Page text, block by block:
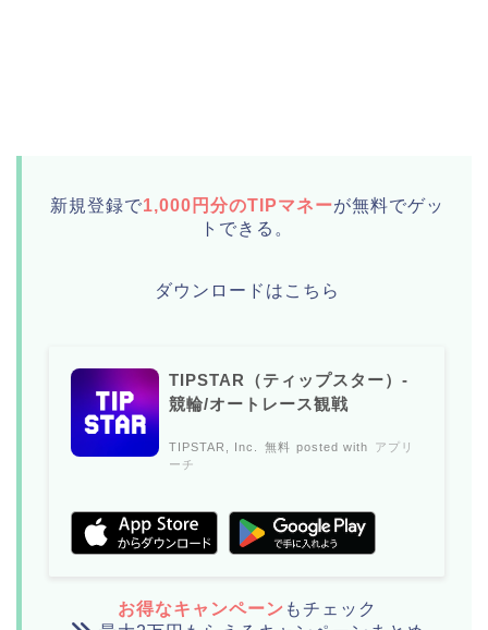
新規登録で1,000円分のTIPマネーが無料でゲッ
トできる。
ダウンロードはこちら
TIPSTAR（ティップスター）-
競輪/オートレース観戦
TIPSTAR, Inc. 無料 posted with
アプリ
ーチ
お得なキャンペーン もチェック